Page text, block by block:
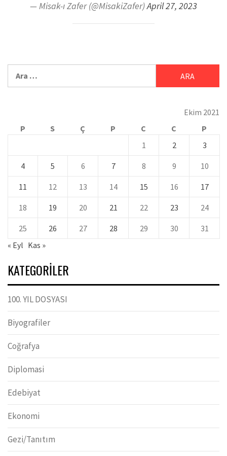
— Misak-ı Zafer (@MisakiZafer)April 27, 2023
Ekim 2021
P
S Ç P C C
P
1
2 3
4 5 6 7 8 9 10
11 12 13 14 15 16 17
18 19 20 21 22 23 24
25 26 27 28 29 30
31
« Eyl Kas »
KATEGORILER
100. YIL DOSYASI
Biyografiler
Coğrafya
Diplomasi
Edebiyat
Ekonomi
Gezi/Tanıtım